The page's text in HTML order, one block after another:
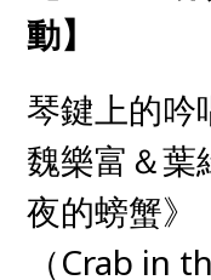
動】
琴鍵上的
魏樂富＆葉
夜的螃蟹》
（Crab in